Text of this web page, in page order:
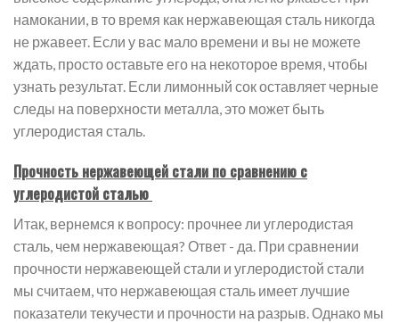
намокании, в то время как нержавеющая сталь никогда
не ржавеет. Если у вас мало времени и вы не можете
ждать, просто оставьте его на некоторое время, чтобы
узнать результат. Если лимонный сок оставляет черные
следы на поверхности металла, это может быть
углеродистая сталь.
Прочность нержавеющей стали по сравнению с
углеродистой сталью
Итак, вернемся к вопросу: прочнее ли углеродистая
сталь, чем нержавеющая? Ответ - да. При сравнении
прочности нержавеющей стали и углеродистой стали
мы считаем, что нержавеющая сталь имеет лучшие
показатели текучести и прочности на разрыв. Однако мы